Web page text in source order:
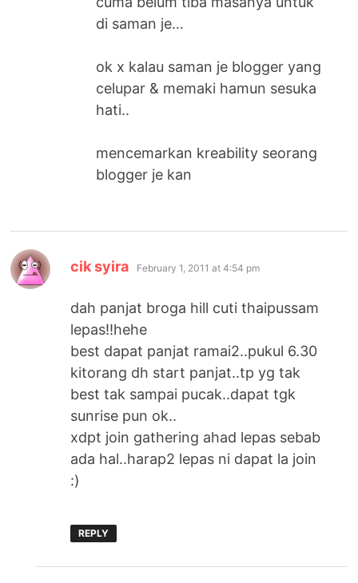
di saman je…
ok x kalau saman je blogger yang
celupar & memaki hamun sesuka
hati..
mencemarkan kreability seorang
blogger je kan
cik syira says:
February 1, 2011 at 4:54 pm
dah panjat broga hill cuti thaipussam
lepas!!hehe
best dapat panjat ramai2..pukul 6.30
kitorang dh start panjat..tp yg tak
best tak sampai pucak..dapat tgk
sunrise pun ok..
xdpt join gathering ahad lepas sebab
ada hal..harap2 lepas ni dapat la join
:)
REPLY